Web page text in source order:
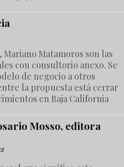
Matamoros son las
con consultorio anexo. Se
de negocio a otros
la propuesta está cerrar
en Baja California
Mosso, editora